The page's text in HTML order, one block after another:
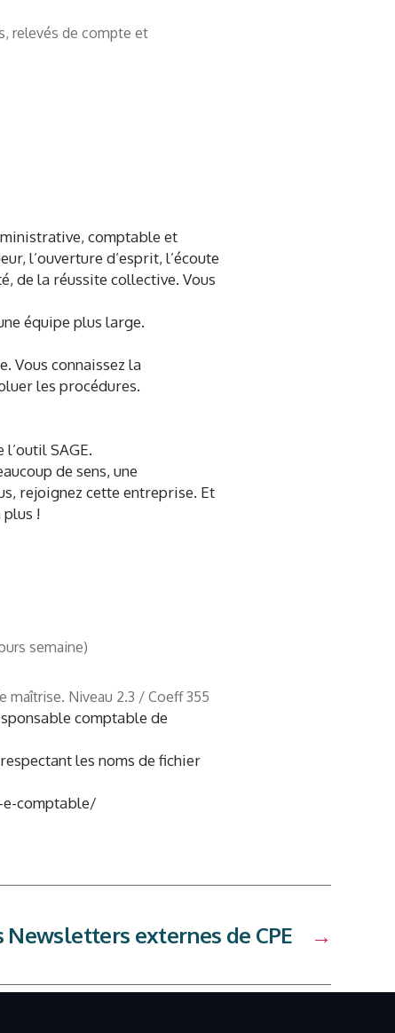
relevés de compte et
comptable et
l’ouverture d’esprit, l’écoute
de la réussite collective. Vous
équipe plus large.
Vous connaissez la
les procédures.
SAGE.
de sens, une
rejoignez cette entreprise. Et
plus !
semaine)
maîtrise. Niveau 2.3 / Coeff 355
comptable de
les noms de fichier
e-comptable/
→
Newsletters externes de CPE